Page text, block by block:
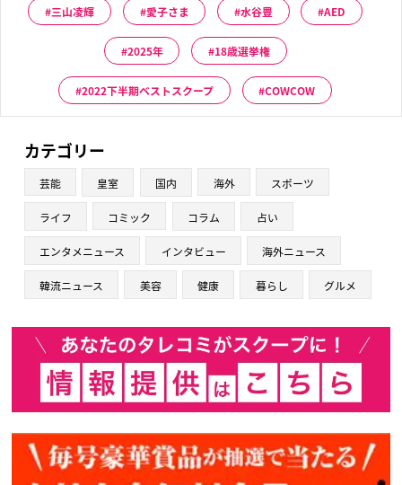
三山凌輝 愛子さま 水谷豊 AED
2025年 18歳選挙権
2022下半期ベストスクープ COWCOW
カテゴリー
芸能 皇室 国内 海外 スポーツ
ライフ コミック コラム 占い
エンタメニュース インタビュー 海外ニュース
韓流ニュース 美容 健康 暮らし グルメ